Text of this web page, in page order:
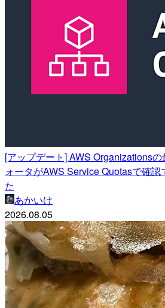
[アップデート] AWS Organizations
ォータがAWS Service Quotasで確
た
あかいけ
2026.08.05